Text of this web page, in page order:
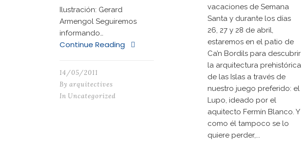
Ilustración: Gerard
Armengol Seguiremos
informando…
Continue Reading
14/05/2011
By arquitectives
In Uncategorized
vacaciones de Semana
Santa y durante los días
26, 27 y 28 de abril,
estaremos en el patio de
Ca’n Bordils para descubrir
la arquitectura prehistórica
de las Islas a través de
nuestro juego preferido: el
Lupo, ideado por el
aquitecto Fermín Blanco. Y
como él tampoco se lo
quiere perder,...